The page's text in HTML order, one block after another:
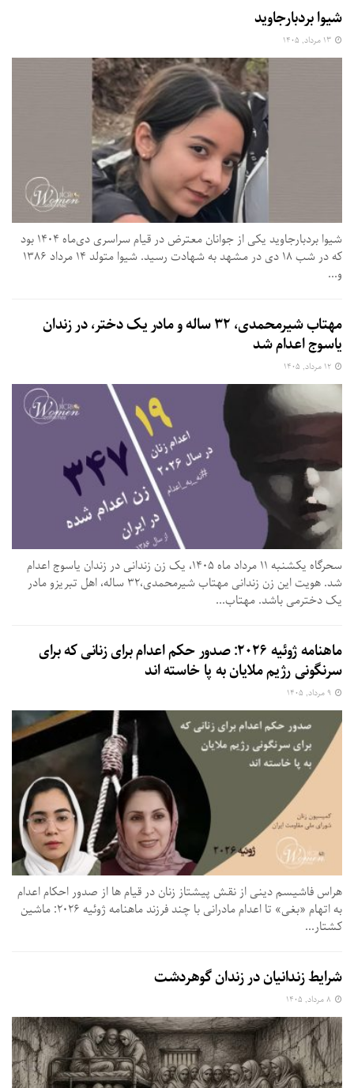
شیوا بردبارجاوید
شیوا بردبارجاوید یکی از جوانان معترض در قیام سراسری دی‌ماه ۱۴۰۴ بود
که در شب ۱۸ دی در مشهد به شهادت رسید. شیوا متولد ۱۴ مرداد ۱۳۸۶
و...
مهتاب شیرمحمدی، ۳۲ ساله و مادر یک دختر، در زندان
یاسوج اعدام شد
سحرگاه یکشنبه ۱۱ مرداد ماه ۱۴۰۵، یک زن زندانی در زندان یاسوج اعدام
شد. هویت این زن زندانی مهتاب شیرمحمدی،۳۲ ساله، اهل تبریزو مادر
یک دخترمی باشد. مهتاب...
ماهنامه ژوئیه ۲۰۲۶: صدور حکم اعدام برای زنانی که برای
سرنگونی رژیم ملایان به پا خاسته اند
هراس فاشیسم دینی از نقش پیشتاز زنان در قیام ها از صدور احکام اعدام
به اتهام «بغی» تا اعدام مادرانی با چند فرزند ماهنامه ژوئیه ۲۰۲۶: ماشین
کشتار...
شرایط زندانیان در زندان گوهردشت